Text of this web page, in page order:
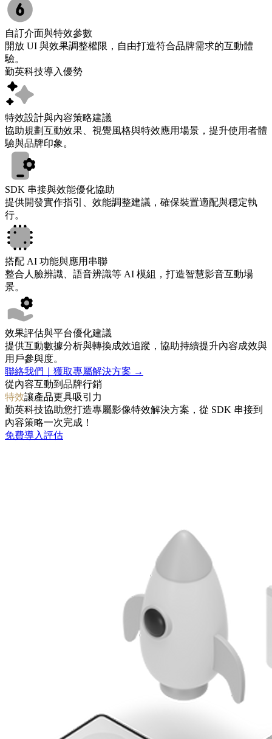
自訂介面與特效參數
開放 UI 與效果調整權限，自由打造符合品牌需求的互動體
驗。
勤英科技導入優勢
特效設計與內容策略建議
協助規劃互動效果、視覺風格與特效應用場景，提升使用者體
驗與品牌印象。
SDK 串接與效能優化協助
提供開發實作指引、效能調整建議，確保裝置適配與穩定執
行。
搭配 AI 功能與應用串聯
整合人臉辨識、語音辨識等 AI 模組，打造智慧影音互動場
景。
效果評估與平台優化建議
提供互動數據分析與轉換成效追蹤，協助持續提升內容成效與
用戶參與度。
聯絡我們｜獲取專屬解決方案 →
從內容互動到品牌行銷
特效讓產品更具吸引力
勤英科技協助您打造專屬影像特效解決方案，從 SDK 串接到
內容策略一次完成！
免費導入評估